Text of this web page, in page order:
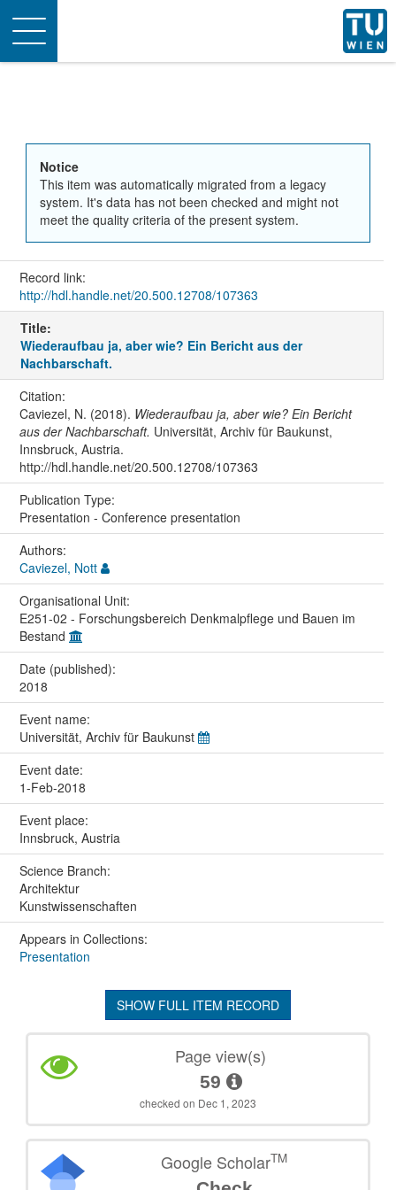
Toggle
navigation
Notice
This item was automatically migrated from a legacy
system. It's data has not been checked and might not
meet the quality criteria of the present system.
Record link:
http://hdl.handle.net/20.500.12708/107363
Title:
Wiederaufbau ja, aber wie? Ein Bericht aus der
Nachbarschaft.
Citation:
Caviezel, N. (2018). Wiederaufbau ja, aber wie? Ein Bericht
aus der Nachbarschaft. Universität, Archiv für Baukunst,
Innsbruck, Austria.
http://hdl.handle.net/20.500.12708/107363
Publication Type:
Presentation - Conference presentation
Authors:
Caviezel, Nott
Organisational Unit:
E251-02 - Forschungsbereich Denkmalpflege und Bauen im
Bestand
Date (published):
2018
Event name:
Universität, Archiv für Baukunst
Event date:
1-Feb-2018
Event place:
Innsbruck, Austria
Science Branch:
Architektur
Kunstwissenschaften
Appears in Collections:
Presentation
SHOW FULL ITEM RECORD
Page view(s)
59
checked on Dec 1, 2023
Google ScholarTM